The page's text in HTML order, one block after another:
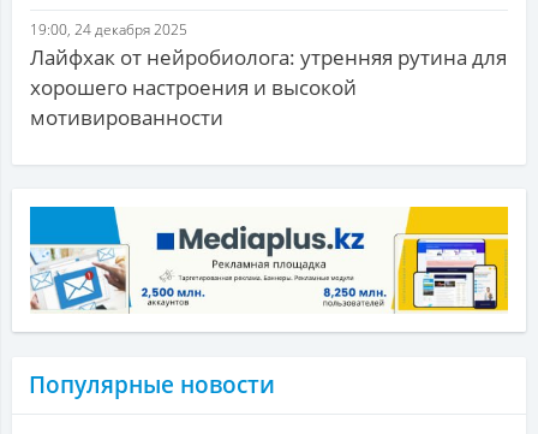
19:00, 24 декабря 2025
Лайфхак от нейробиолога: утренняя рутина для
хорошего настроения и высокой
мотивированности
Популярные новости